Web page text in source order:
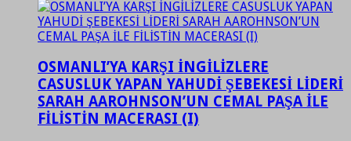
OSMANLI’YA KARŞI İNGİLİZLERE
CASUSLUK YAPAN YAHUDİ ŞEBEKESİ LİDERİ
SARAH AAROHNSON’UN CEMAL PAŞA İLE
FİLİSTİN MACERASI (I)